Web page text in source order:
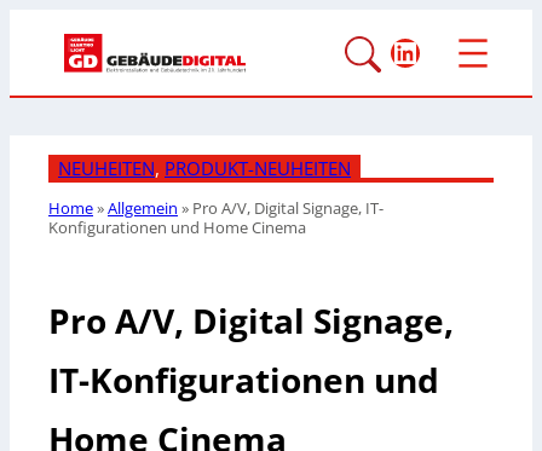
LinkedIn
NEUHEITEN, PRODUKT-NEUHEITEN
Home»Allgemein » Pro A/V, Digital Signage, IT-
Konfigurationen und Home Cinema
Pro A/V, Digital Signage,
IT-Konfigurationen und
Home Cinema